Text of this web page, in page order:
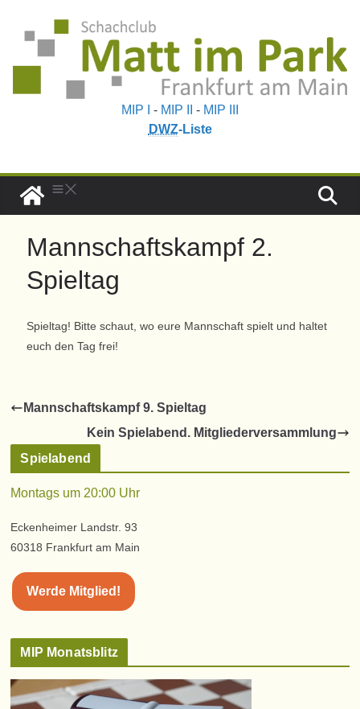
MIP I - MIP II - MIP III
DWZ-Liste
Mannschaftskampf 2.
Spieltag
Spieltag! Bitte schaut, wo eure Mannschaft spielt und haltet
euch den Tag frei!
Mannschaftskampf 9. Spieltag
Kein Spielabend. Mitgliederversammlung
Spielabend
Montags um 20:00 Uhr
Eckenheimer Landstr. 93
60318 Frankfurt am Main
Werde Mitglied!
MIP Monatsblitz